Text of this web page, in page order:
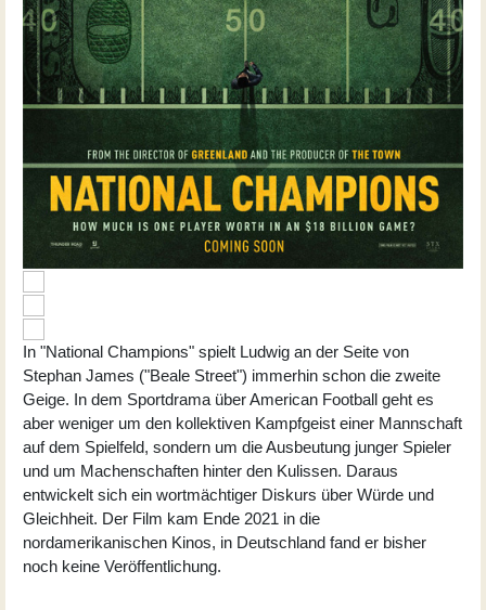
In "National Champions" spielt Ludwig an der Seite von
Stephan James ("Beale Street") immerhin schon die zweite
Geige. In dem Sportdrama über American Football geht es
aber weniger um den kollektiven Kampfgeist einer Mannschaft
auf dem Spielfeld, sondern um die Ausbeutung junger Spieler
und um Machenschaften hinter den Kulissen. Daraus
entwickelt sich ein wortmächtiger Diskurs über Würde und
Gleichheit. Der Film kam Ende 2021 in die
nordamerikanischen Kinos, in Deutschland fand er bisher
noch keine Veröffentlichung.